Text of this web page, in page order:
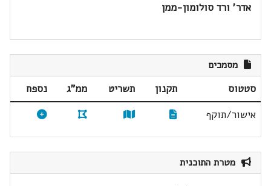
אדר' ורד סולומון-ממן
מסמכים
סטטוס תקנון תשריט ממ"ג
נספח
אישור/תוקף
מטרת התוכנית